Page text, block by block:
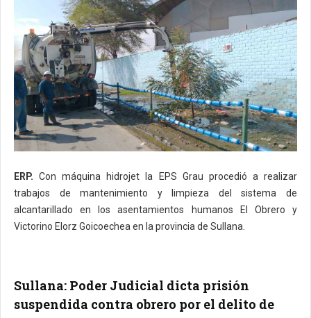
ERP. Con máquina hidrojet la EPS Grau procedió a realizar
trabajos de mantenimiento y limpieza del sistema de
alcantarillado en los asentamientos humanos El Obrero y
Victorino Elorz Goicoechea en la provincia de Sullana.
Sullana: Poder Judicial dicta prisión
suspendida contra obrero por el delito de